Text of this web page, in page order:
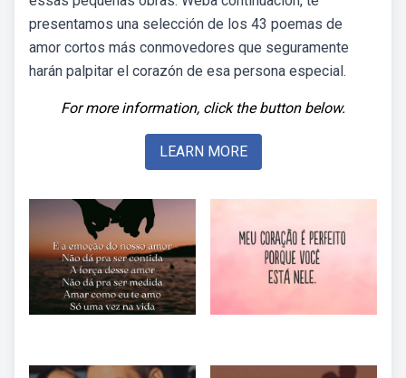
presentamos una selección de los 43 poemas de
amor cortos más conmovedores que seguramente
harán palpitar el corazón de esa persona especial.
For more information, click the button below.
LEARN MORE